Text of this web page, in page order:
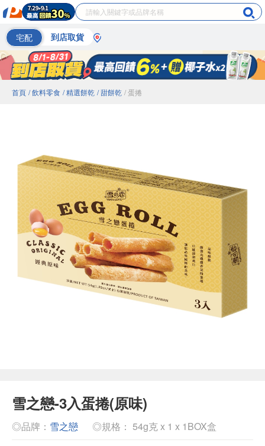
宅配 到店取貨
首頁 / 飲料零食 / 精選餅乾 / 甜餅乾 / 蛋捲
雪之戀-3入蛋捲(原味)
◎品牌： 雪之戀 ◎規格： 54g克 x 1 x 1BOX盒